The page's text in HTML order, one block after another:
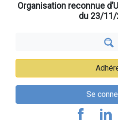
Organisation reconnue
du 23/
Se